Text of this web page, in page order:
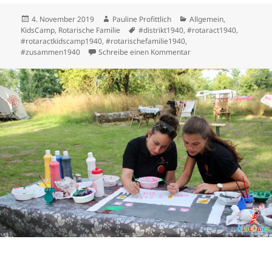
Veröffentlicht
am
4. November 2019 Autor
Pauline Profittlich Kategorien
Allgemein,
KidsCamp, Rotarische Familie Schlagwörter
#distrikt1940,#rotaract1940,
#rotaractkidscamp1940,#rotarischefamilie1940,
#zusammen1940
Schreibe einen Kommentarzu Nach dem